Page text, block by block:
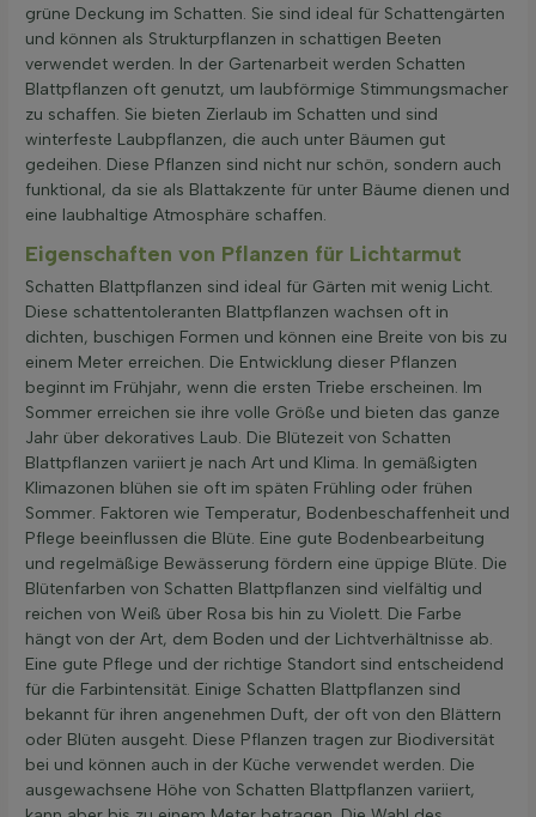
grüne Deckung im Schatten. Sie sind ideal für Schattengärten
und können als Strukturpflanzen in schattigen Beeten
verwendet werden. In der Gartenarbeit werden Schatten
Blattpflanzen oft genutzt, um laubförmige Stimmungsmacher
zu schaffen. Sie bieten Zierlaub im Schatten und sind
winterfeste Laubpflanzen, die auch unter Bäumen gut
gedeihen. Diese Pflanzen sind nicht nur schön, sondern auch
funktional, da sie als Blattakzente für unter Bäume dienen und
eine laubhaltige Atmosphäre schaffen.
Eigenschaften von Pflanzen für Lichtarmut
Schatten Blattpflanzen sind ideal für Gärten mit wenig Licht.
Diese schattentoleranten Blattpflanzen wachsen oft in
dichten, buschigen Formen und können eine Breite von bis zu
einem Meter erreichen. Die Entwicklung dieser Pflanzen
beginnt im Frühjahr, wenn die ersten Triebe erscheinen. Im
Sommer erreichen sie ihre volle Größe und bieten das ganze
Jahr über dekoratives Laub. Die Blütezeit von Schatten
Blattpflanzen variiert je nach Art und Klima. In gemäßigten
Klimazonen blühen sie oft im späten Frühling oder frühen
Sommer. Faktoren wie Temperatur, Bodenbeschaffenheit und
Pflege beeinflussen die Blüte. Eine gute Bodenbearbeitung
und regelmäßige Bewässerung fördern eine üppige Blüte. Die
Blütenfarben von Schatten Blattpflanzen sind vielfältig und
reichen von Weiß über Rosa bis hin zu Violett. Die Farbe
hängt von der Art, dem Boden und der Lichtverhältnisse ab.
Eine gute Pflege und der richtige Standort sind entscheidend
für die Farbintensität. Einige Schatten Blattpflanzen sind
bekannt für ihren angenehmen Duft, der oft von den Blättern
oder Blüten ausgeht. Diese Pflanzen tragen zur Biodiversität
bei und können auch in der Küche verwendet werden. Die
ausgewachsene Höhe von Schatten Blattpflanzen variiert,